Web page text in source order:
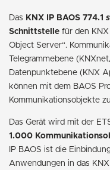
Das KNX IP BAOS 774.1
Schnittstelle für den
Object Server“.
Telegrammebene
Datenpunktebene (KNX
können mit dem BAOS
Kommunikationsobjekte
Das Gerät wird mit der
1.000
IP BAOS ist die
Anwendungen in das KNX